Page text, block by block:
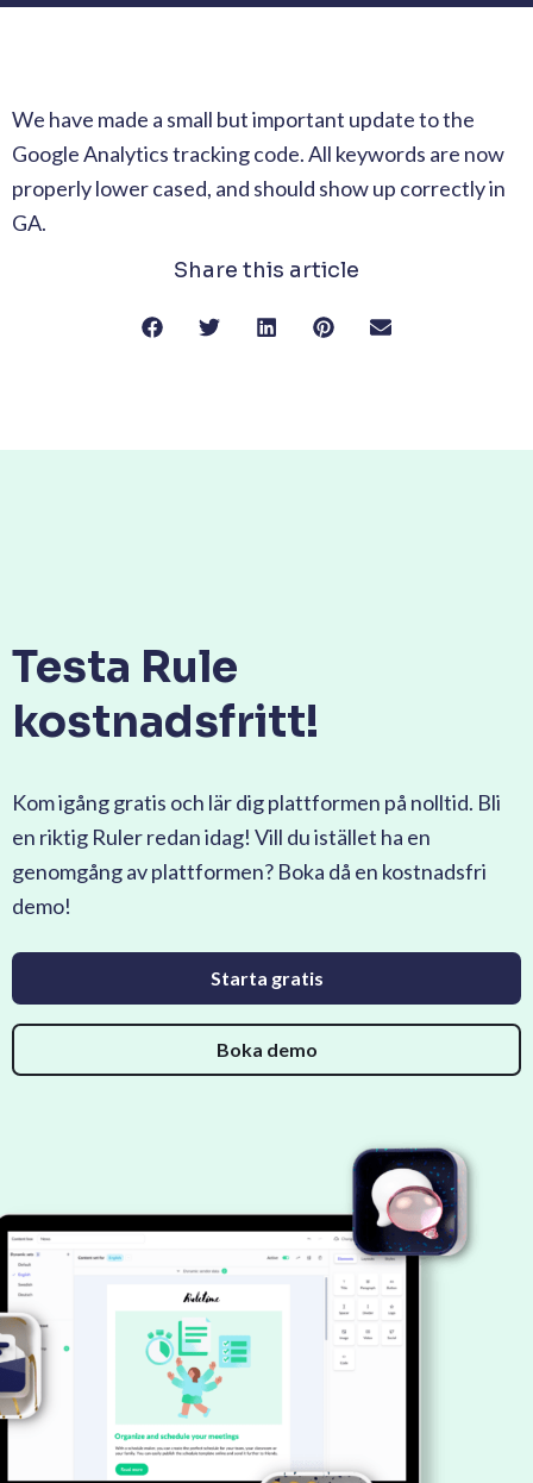
We have made a small but important update to the
Google Analytics tracking code. All keywords are now
properly lower cased, and should show up correctly in
GA.
Share this article
Testa Rule
kostnadsfritt!
Kom igång gratis och lär dig plattformen på nolltid. Bli
en riktig Ruler redan idag! Vill du istället ha en
genomgång av plattformen? Boka då en kostnadsfri
demo!
Starta gratis
Boka demo